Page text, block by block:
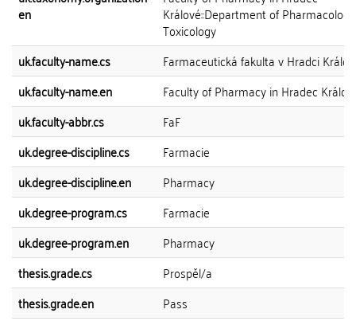
en Králové::Department of
Toxicology
uk.faculty-name.cs
Farmaceutická fakulta v Hradci
uk.faculty-name.en
Faculty of Pharmacy in Hradec
uk.faculty-abbr.cs
FaF
uk.degree-discipline.cs
Farmacie
uk.degree-discipline.en
Pharmacy
uk.degree-program.cs
Farmacie
uk.degree-program.en
Pharmacy
thesis.grade.cs
Prospěl/a
thesis.grade.en
Pass